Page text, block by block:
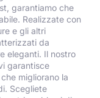
garantiamo che
Realizzate con
e gli altri
da
eleganti. Il nostro
garantisce
migliorano la
Scegliete